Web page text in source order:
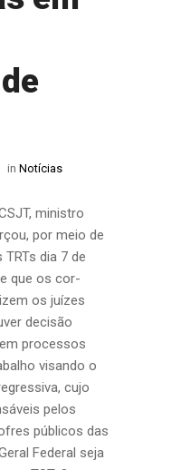
in Notícias
ministro
por meio de
dia 7 de
que os cor-
os juízes
decisão
processos
visando o
cujo
pelos
públicos das
Federal seja